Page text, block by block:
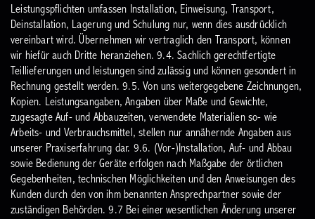
Leistungspflichten umfassen Installation, Einweisung, Transport,
Deinstallation, Lagerung und Schulung nur, wenn dies ausdrücklich
vereinbart wird. Übernehmen wir vertraglich den Transport, können
wir hiefür auch Dritte heranziehen. 9.4. Sachlich gerechtfertigte
Teillieferungen und leistungen sind zulässig und können gesondert in
Rechnung gestellt werden. 9.5. Von uns weitergegebene Zeichnungen,
Kopien. Leistungsangaben, Angaben über Maße und Gewichte,
zugesagte Auf- und Abbauzeiten, verwendete Materialien so- wie
Arbeits- und Verbrauchsmittel, stellen nur annähernde Angaben aus
unserer Praxiserfahrung dar. 9.6. (Vor-)Installation, Auf- und Abbau
sowie Bedienung der Geräte erfolgen nach Maßgabe der örtlichen
Gegebenheiten, technischen Möglichkeiten und den Anweisungen des
Kunden durch den von ihm benannten Ansprechpartner sowie der
zuständigen Behörden. 9.7 Bei einer wesentlichen Änderung unserer